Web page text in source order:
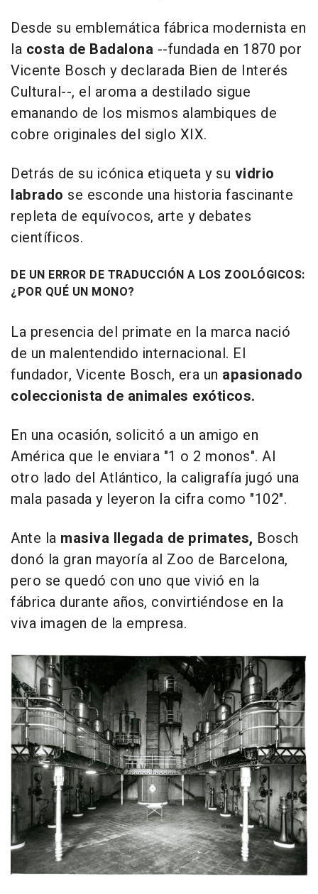
Desde su emblemática fábrica modernista en
la costa de Badalona --fundada en 1870 por
Vicente Bosch y declarada Bien de Interés
Cultural--, el aroma a destilado sigue
emanando de los mismos alambiques de
cobre originales del siglo XIX.
Detrás de su icónica etiqueta y su vidrio
labrado se esconde una historia fascinante
repleta de equívocos, arte y debates
científicos.
DE UN ERROR DE TRADUCCIÓN A LOS ZOOLÓGICOS:
¿POR QUÉ UN MONO?
La presencia del primate en la marca nació
de un malentendido internacional. El
fundador, Vicente Bosch, era un apasionado
coleccionista de animales exóticos.
En una ocasión, solicitó a un amigo en
América que le enviara "1 o 2 monos". Al
otro lado del Atlántico, la caligrafía jugó una
mala pasada y leyeron la cifra como "102".
Ante la masiva llegada de primates, Bosch
donó la gran mayoría al Zoo de Barcelona,
pero se quedó con uno que vivió en la
fábrica durante años, convirtiéndose en la
viva imagen de la empresa.